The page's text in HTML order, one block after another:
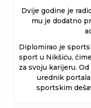
Dvije godine je
mu je dodatno
Diplomirao je
sport u Nikšiću,
za svoju karijeru.
urednik
sportskim